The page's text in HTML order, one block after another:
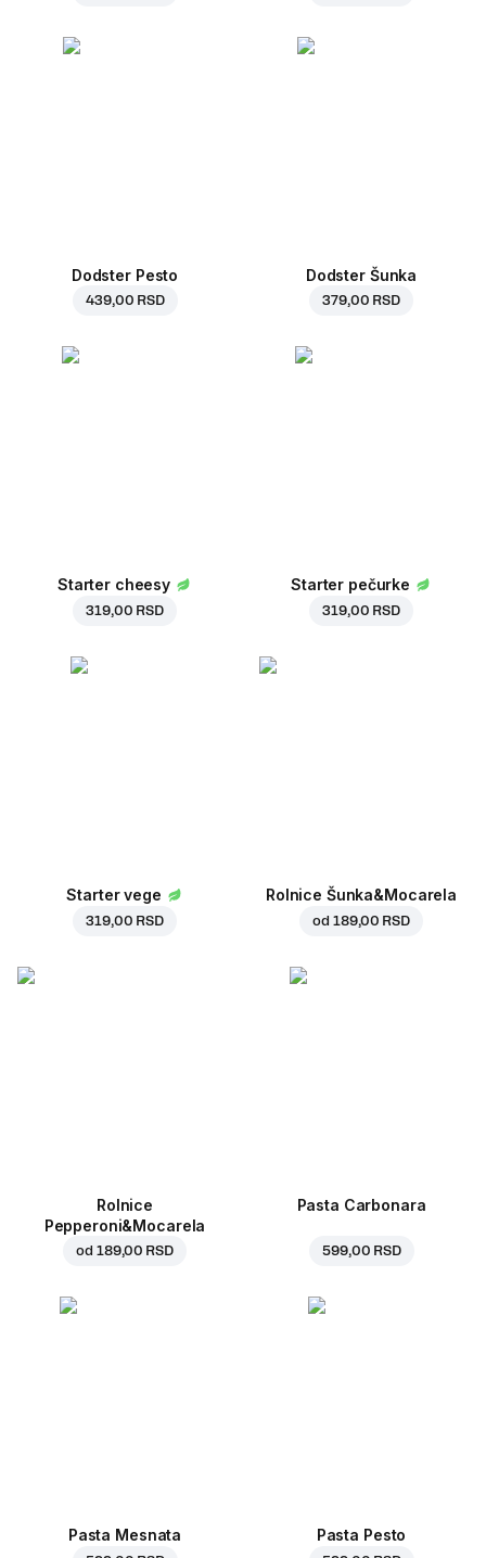
Dodster Pesto
439,00 RSD
Dodster Šunka
379,00 RSD
Starter cheesy
319,00 RSD
Starter pečurke
319,00 RSD
Starter vege
319,00 RSD
Rolnice Šunka&Mocarela
od 189,00 RSD
Rolnice
Pepperoni&Mocarela
od 189,00 RSD
Pasta Carbonara
599,00 RSD
Pasta Mesnata Pasta Pesto